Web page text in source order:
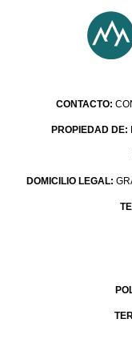
CONTACTO:
PROPIEDAD DE:
DOMICILIO LEGAL: